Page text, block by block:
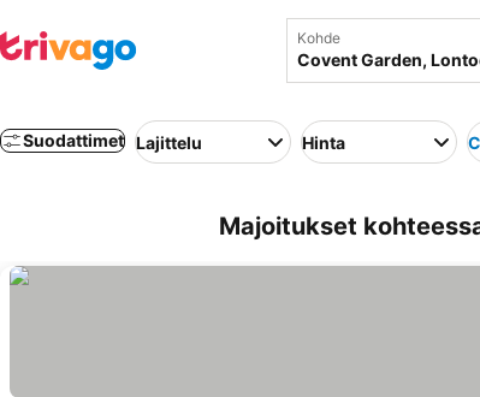
Kohde
Suodattimet Lajittelu Hinta
Majoitukset